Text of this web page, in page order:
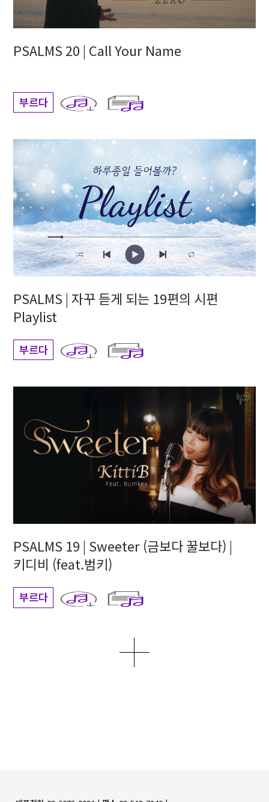
PSALMS 20 | Call Your Name
부르다
PSALMS | 자꾸 듣게 되는 19편의 시편
Playlist
부르다
PSALMS 19 | Sweeter (금보다 꿀보다) |
키디비 (feat.범키)
부르다